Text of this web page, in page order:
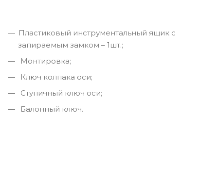
Пластиковый инструментальный ящик с
запираемым замком – 1шт.;
Монтировка;
Ключ колпака оси;
Ступичный ключ оси;
Балонный ключ.